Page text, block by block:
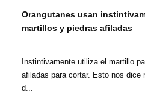
Orangutanes usan
martillos y piedras afiladas
Instintivamente utiliza el martillo
afiladas para cortar. Esto nos dice
d...